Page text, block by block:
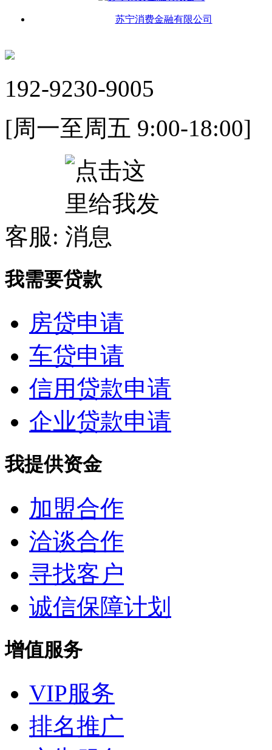
苏宁消费金融有限公司
192-9230-9005
[周一至周五 9:00-18:00]
客服:
我需要贷款
房贷申请
车贷申请
信用贷款申请
企业贷款申请
我提供资金
加盟合作
洽谈合作
寻找客户
诚信保障计划
增值服务
VIP服务
排名推广